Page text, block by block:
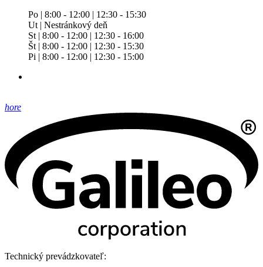
Po | 8:00 - 12:00 | 12:30 - 15:30
Ut | Nestránkový deň
St | 8:00 - 12:00 | 12:30 - 16:00
Št | 8:00 - 12:00 | 12:30 - 15:30
Pi | 8:00 - 12:00 | 12:30 - 15:00
hore
Technický prevádzkovateľ: